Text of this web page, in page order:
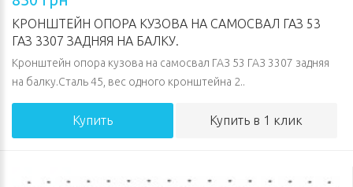
КРОНШТЕЙН ОПОРА КУЗОВА НА САМОСВАЛ ГАЗ 53
ГАЗ 3307 ЗАДНЯЯ НА БАЛКУ.
Кронштейн опора кузова на самосвал ГАЗ 53 ГАЗ 3307 задняя
на балку.Сталь 45, вес одного кронштейна 2..
Купить Купить в 1 клик